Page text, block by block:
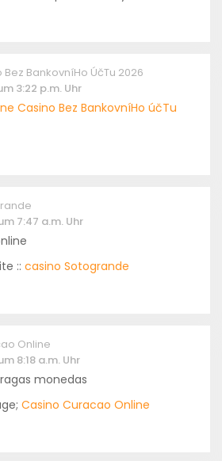
BankovníHo ÚčTu 2026
3:22 p.m. Uhr
Casino Bez BankovníHo účTu
7:47 a.m. Uhr
:: casino Sotogrande
Online
8:18 a.m. Uhr
monedas
Casino Curacao Online